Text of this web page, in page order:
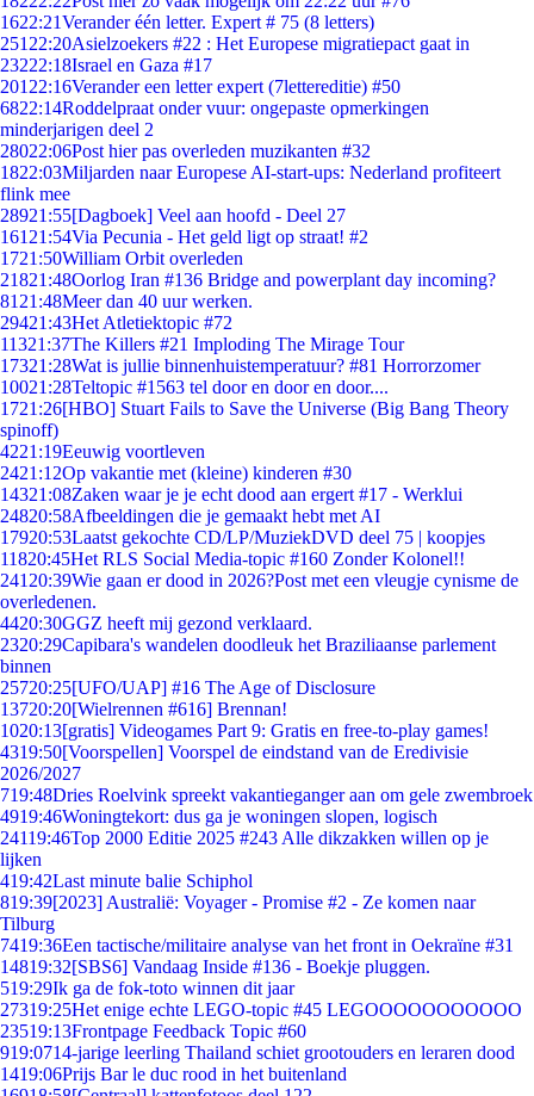
1622:21Verander één letter. Expert # 75 (8 letters)
251 22:20Asielzoekers #22 : Het Europese migratiepact gaat in
23222:18Israel en Gaza #17
201 22:16Verander een letter expert (7lettereditie) #50
6822:14Roddelpraat onder vuur: ongepaste opmerkingen
minderjarigen deel 2
28022:06Post hier pas overleden muzikanten #32
1822:03Miljarden naar Europese AI-start-ups: Nederland profiteert
flink mee
28921:55[Dagboek] Veel aan hoofd - Deel 27
161 21:54Via Pecunia - Het geld ligt op straat! #2
1721:50William Orbit overleden
21821:48Oorlog Iran #136 Bridge and powerplant day incoming?
81 21:48Meer dan 40 uur werken.
29421:43Het Atletiektopic #72
11321:37The Killers #21 Imploding The Mirage Tour
17321:28Wat is jullie binnenhuistemperatuur? #81 Horrorzomer
10021:28Teltopic #1563 tel door en door en door....
1721:26[HBO] Stuart Fails to Save the Universe (Big Bang Theory
spinoff)
4221:19Eeuwig voortleven
2421:12Op vakantie met (kleine) kinderen #30
14321:08Zaken waar je je echt dood aan ergert #17 - Werklui
24820:58Afbeeldingen die je gemaakt hebt met AI
17920:53Laatst gekochte CD/LP/MuziekDVD deel 75 | koopjes
11820:45Het RLS Social Media-topic #160 Zonder Kolonel!!
241 20:39Wie gaan er dood in 2026?Post met een vleugje cynisme de
overledenen.
4420:30GGZ heeft mij gezond verklaard.
2320:29Capibara's wandelen doodleuk het Braziliaanse parlement
binnen
25720:25[UFO/UAP] #16 The Age of Disclosure
13720:20[Wielrennen #616] Brennan!
1020:13[gratis] Videogames Part 9: Gratis en free-to-play games!
4319:50[Voorspellen] Voorspel de eindstand van de Eredivisie
2026/2027
719:48Dries Roelvink spreekt vakantieganger aan om gele zwembroek
4919:46Woningtekort: dus ga je woningen slopen, logisch
24119:46Top 2000 Editie 2025 #243 Alle dikzakken willen op je
lijken
419:42Last minute balie Schiphol
819:39[2023] Australië: Voyager - Promise #2 - Ze komen naar
Tilburg
7419:36Een tactische/militaire analyse van het front in Oekraïne #31
14819:32[SBS6] Vandaag Inside #136 - Boekje pluggen.
519:29Ik ga de fok-toto winnen dit jaar
27319:25Het enige echte LEGO-topic #45 LEGOOOOOOOOOOO
23519:13Frontpage Feedback Topic #60
919:0714-jarige leerling Thailand schiet grootouders en leraren dood
1419:06Prijs Bar le duc rood in het buitenland